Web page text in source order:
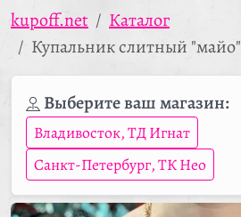
kupoff.net
Каталог
Купальник слитный "майо"
Выберите ваш магазин:
Владивосток, ТД Игнат
Санкт-Петербург, ТК Нео